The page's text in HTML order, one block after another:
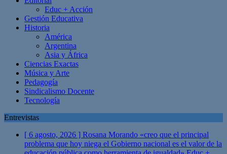
Educ + Acción
Gestión Educativa
Historia
América
Argentina
Asia y África
Ciencias Exactas
Música y Arte
Pedagogía
Sindicalismo Docente
Tecnología
Entrevistas
[ 6 agosto, 2026 ] Rosana Morando «creo que el principal
problema que hoy niega el Gobierno nacional es el valor de la